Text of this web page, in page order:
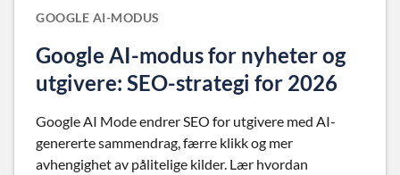
GOOGLE AI-MODUS
Google AI-modus for nyheter og
utgivere: SEO-strategi for 2026
Google AI Mode endrer SEO for utgivere med AI-
genererte sammendrag, færre klikk og mer
avhengighet av pålitelige kilder. Lær hvordan